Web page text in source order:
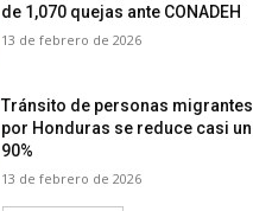
de 1,070 quejas ante CONADEH
13 de febrero de 2026
Tránsito de personas migrantes
por Honduras se reduce casi un
90%
13 de febrero de 2026